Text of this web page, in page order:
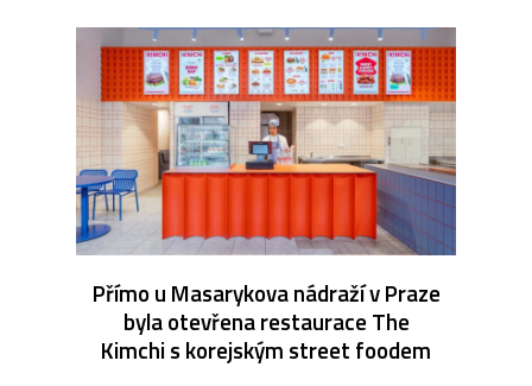
Přímo u Masarykova nádraží v Praze
byla otevřena restaurace The
Kimchi s korejským street foodem